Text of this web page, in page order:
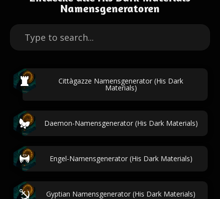
Namensgeneratoren
Cittàgazze Namensgenerator (His Dark
Materials)
Daemon-Namensgenerator (His Dark Materials)
Engel-Namensgenerator (His Dark Materials)
Gyptian Namensgenerator (His Dark Materials)